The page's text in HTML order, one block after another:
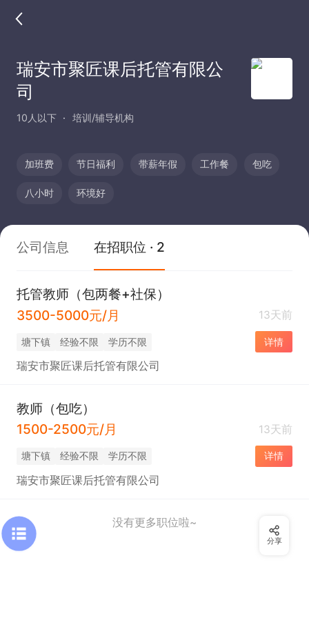
瑞安市聚匠课后托管有限公
司
10人以下 培训/辅导机构
加班费 节日福利 带薪年假 工作餐 包吃
八小时 环境好
公司信息 在招职位 · 2
托管教师（包两餐+社保）
3500-5000元/月
13天前
塘下镇 经验不限 学历不限 详情
瑞安市聚匠课后托管有限公司
教师（包吃）
1500-2500元/月
13天前
塘下镇 经验不限 学历不限 详情
瑞安市聚匠课后托管有限公司
没有更多职位啦~
分享